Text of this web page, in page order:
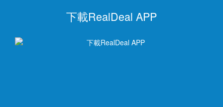
下載RealDeal APP